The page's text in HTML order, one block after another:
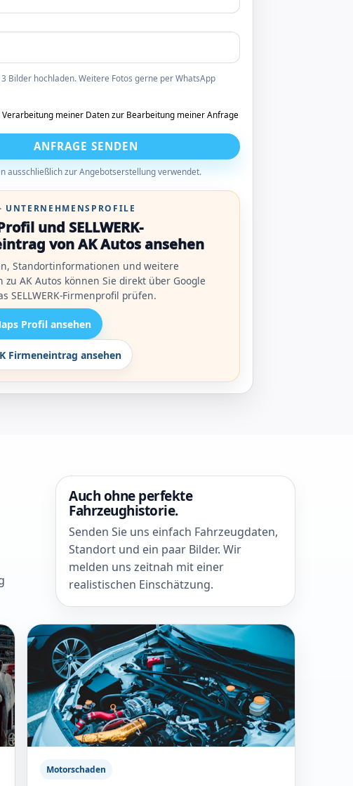
Bilder hochladen. Weitere Fotos gerne per WhatsApp
meiner Daten zur Bearbeitung meiner Anfrage
ANFRAGE SENDEN
ausschließlich zur Angebotserstellung verwendet.
UNTERNEHMENSPROFILE
und SELLWERK-
von AK Autos ansehen
Standortinformationen und weitere
zu AK Autos können Sie direkt über Google
SELLWERK-Firmenprofil prüfen.
Profil ansehen
Firmeneintrag ansehen
Auch ohne perfekte
Fahrzeughistorie.
Senden Sie uns einfach Fahrzeugdaten,
Standort und ein paar Bilder. Wir
melden uns zeitnah mit einer
realistischen Einschätzung.
Motorschaden